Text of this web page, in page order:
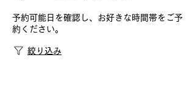
予約可能日を確認し、お好きな時間帯をご予
約ください。
絞り込み